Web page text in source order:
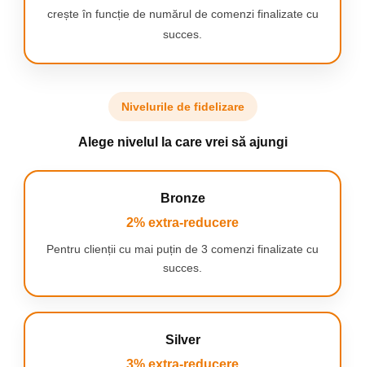
crește în funcție de numărul de comenzi finalizate cu
succes.
Nivelurile de fidelizare
Alege nivelul la care vrei să ajungi
Bronze
2% extra-reducere
Pentru clienții cu mai puțin de 3 comenzi finalizate cu
succes.
Silver
3% extra-reducere